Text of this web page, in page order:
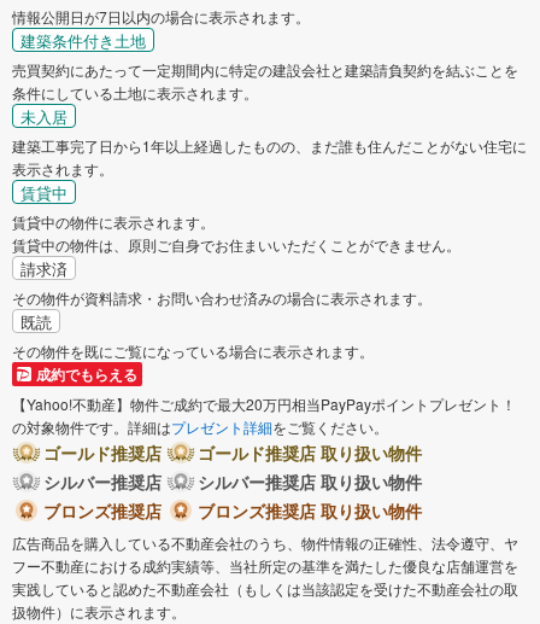
情報公開日が7日以内の場合に表示されます。
建築条件付き土地
売買契約にあたって一定期間内に特定の建設会社と建築請負契約を結ぶことを
条件にしている土地に表示されます。
未入居
建築工事完了日から1年以上経過したものの、まだ誰も住んだことがない住宅に
表示されます。
賃貸中
賃貸中の物件に表示されます。
賃貸中の物件は、原則ご自身でお住まいいただくことができません。
請求済
その物件が資料請求・お問い合わせ済みの場合に表示されます。
既読
その物件を既にご覧になっている場合に表示されます。
成約でもらえる
【Yahoo!不動産】物件ご成約で最大20万円相当PayPayポイントプレゼント！
の対象物件です。詳細はプレゼント詳細をご覧ください。
ゴールド推奨店
ゴールド推奨店 取り扱い物件
シルバー推奨店
シルバー推奨店 取り扱い物件
ブロンズ推奨店
ブロンズ推奨店 取り扱い物件
広告商品を購入している不動産会社のうち、物件情報の正確性、法令遵守、ヤ
フー不動産における成約実績等、当社所定の基準を満たした優良な店舗運営を
実践していると認めた不動産会社（もしくは当該認定を受けた不動産会社の取
扱物件）に表示されます。